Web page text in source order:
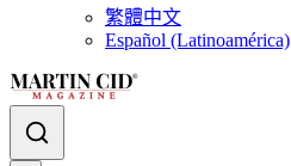
繁體中文
Español (Latinoamérica)